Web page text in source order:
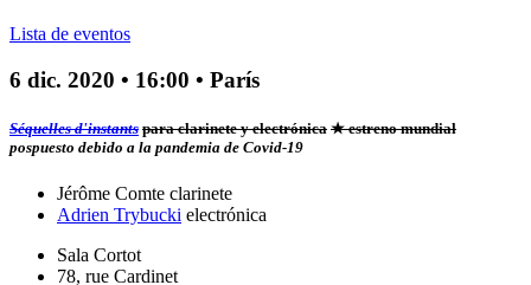
Lista de eventos
6 dic. 2020 • 16:00 • París
Séquelles d'instants para clarinete y electrónica ★ estreno mundial
pospuesto debido a la pandemia de Covid-19
Jérôme Comte clarinete
Adrien Trybucki electrónica
Sala Cortot
78, rue Cardinet